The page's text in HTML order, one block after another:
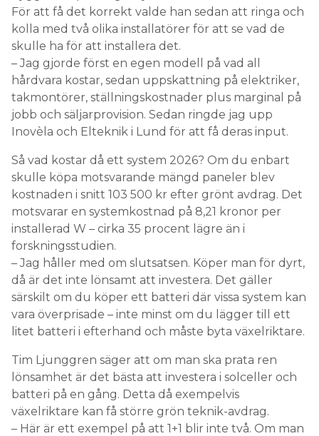
För att få det korrekt valde han sedan att ringa och
kolla med två olika installatörer för att se vad de
skulle ha för att installera det.
– Jag gjorde först en egen modell på vad all
hårdvara kostar, sedan uppskattning på elektriker,
takmontörer, ställningskostnader plus marginal på
jobb och säljarprovision. Sedan ringde jag upp
Inovèla och Elteknik i Lund för att få deras input.
Så vad kostar då ett system 2026? Om du enbart
skulle köpa motsvarande mängd paneler blev
kostnaden i snitt 103 500 kr efter grönt avdrag. Det
motsvarar en systemkostnad på 8,21 kronor per
installerad W – cirka 35 procent lägre än i
forskningsstudien.
– Jag håller med om slutsatsen. Köper man för dyrt,
då är det inte lönsamt att investera. Det gäller
särskilt om du köper ett batteri där vissa system kan
vara överprisade – inte minst om du lägger till ett
litet batteri i efterhand och måste byta växelriktare.
Tim Ljunggren säger att om man ska prata ren
lönsamhet är det bästa att investera i solceller och
batteri på en gång. Detta då exempelvis
växelriktare kan få större grön teknik-avdrag.
– Här är ett exempel på att 1+1 blir inte två. Om man